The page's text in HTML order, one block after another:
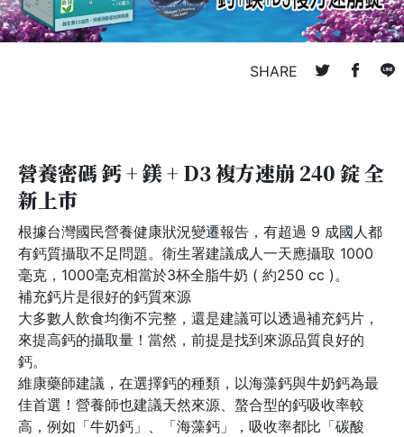
SHARE
營養密碼 鈣 + 鎂 + D3 複方速崩 240 錠 全
新上市
根據台灣國民營養健康狀況變遷報告，有超過 9 成國人都
有鈣質攝取不足問題。衛生署建議成人一天應攝取 1000
毫克，1000毫克相當於3杯全脂牛奶 ( 約250 cc )。
補充鈣片是很好的鈣質來源
大多數人飲食均衡不完整，還是建議可以透過補充鈣片，
來提高鈣的攝取量！當然，前提是找到來源品質良好的
鈣。
維康藥師建議，在選擇鈣的種類，以海藻鈣與牛奶鈣為最
佳首選！營養師也建議天然來源、螯合型的鈣吸收率較
高，例如「牛奶鈣」、「海藻鈣」，吸收率都比「碳酸